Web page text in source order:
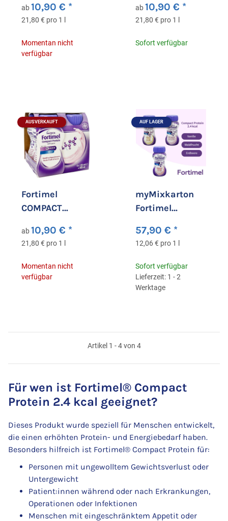
kcal/ml Drink
Erdbeere
ab10,90 € *
21,80 € pro 1 l
Momentan nicht
verfügbar
kcal/ml Drink
Vanille
ab10,90 € *
21,80 € pro 1 l
Sofort verfügbar
AUSVERKAUFT
Fortimel
COMPACT
kcal/ml Drink
Waldfrucht
ab10,90 € *
21,80 € pro 1 l
Momentan nicht
verfügbar
AUF LAGER
myMixkarton
Fortimel
Protein - 24
Flaschen
57,90 € *
12,06 € pro 1 l
Sofort verfügbar
Lieferzeit: 1 - 2
Werktage
Artikel 1 - 4 von 4
Für wen ist Fortimel® Compact
Protein 2.4 kcal geeignet?
Dieses Produkt wurde speziell für Menschen entwickelt,
die einen erhöhten Protein- und Energiebedarf haben.
Besonders hilfreich ist Fortimel® Compact Protein für:
Personen mit ungewolltem Gewichtsverlust oder
Untergewicht
Patient:innen während oder nach Erkrankungen,
Operationen oder Infektionen
Menschen mit eingeschränktem Appetit oder